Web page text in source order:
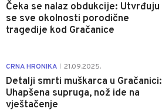
Čeka se nalaz obdukcije: Utvrđuju
se sve okolnosti porodične
tragedije kod Gračanice
CRNA HRONIKA 21.09.2025.
Detalji smrti muškarca u Gračanici:
Uhapšena supruga, nož ide na
vještačenje